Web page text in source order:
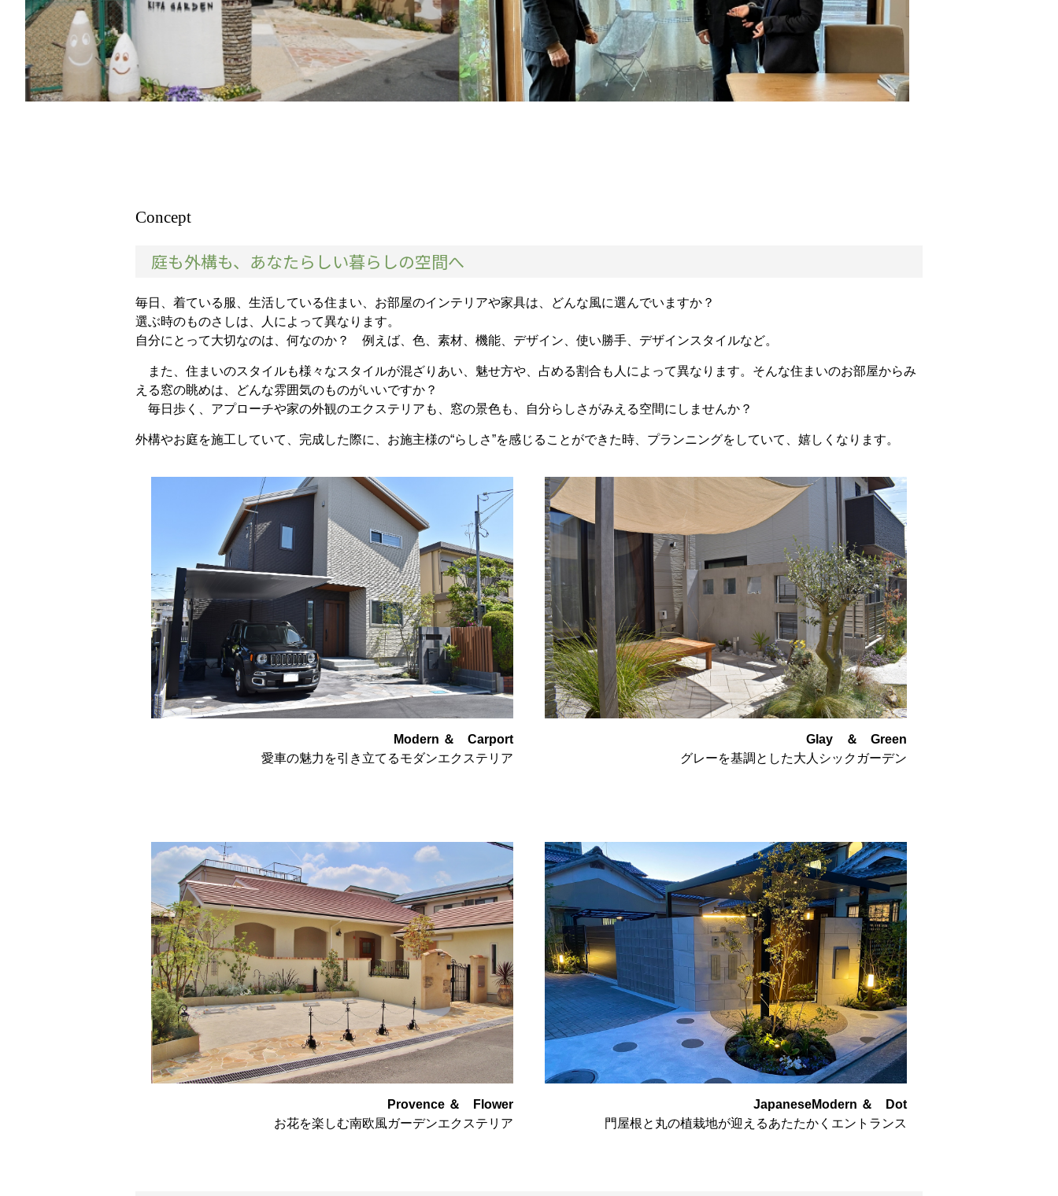
Concept
庭も外構も、あなたらしい暮らしの空間へ
毎日、着ている服、生活している住まい、お部屋のインテリアや家具は、どんな風に選んでいますか？
選ぶ時のものさしは、人によって異なります。
自分にとって大切なのは、何なのか？ 例えば、色、素材、機能、デザイン、使い勝手、デザインスタイルなど。
また、住まいのスタイルも様々なスタイルが混ざりあい、魅せ方や、占める割合も人によって異なります。そんな住まいのお部屋からみ
える窓の眺めは、どんな雰囲気のものがいいですか？
毎日歩く、アプローチや家の外観のエクステリアも、窓の景色も、自分らしさがみえる空間にしませんか？
外構やお庭を施工していて、完成した際に、お施主様の“らしさ”を感じることができた時、プランニングをしていて、嬉しくなります。
Modern ＆ Carport
愛車の魅力を引き立てるモダンエクステリア
Glay ＆ Green
グレーを基調とした大人シックガーデン
Provence ＆ Flower
お花を楽しむ南欧風ガーデンエクステリア
JapaneseModern ＆ Dot
門屋根と丸の植栽地が迎えるあたたかくエントランス